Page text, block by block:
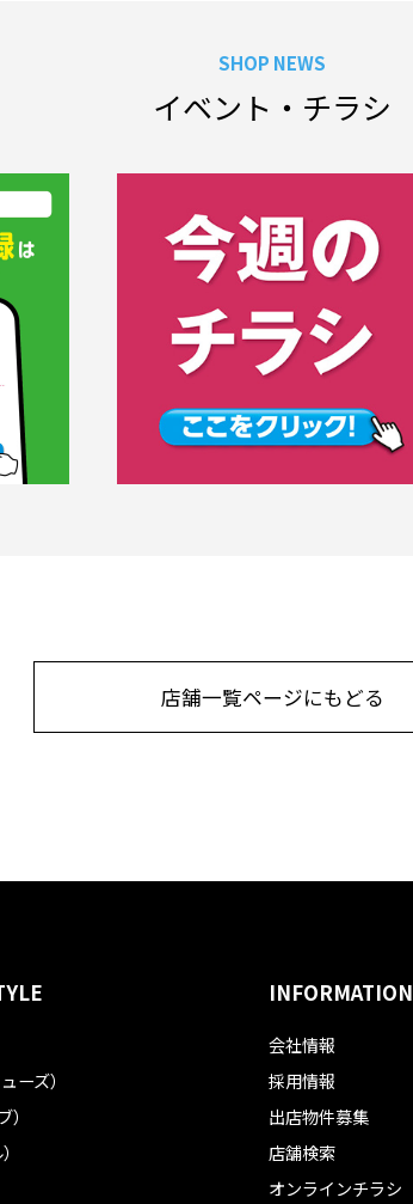
SHOP NEWS
イベント・チラシ
店舗一覧ページにもどる
ーズ）
INFORMATION
会社情報
採用情報
出店物件募集
店舗検索
オンラインチラシ